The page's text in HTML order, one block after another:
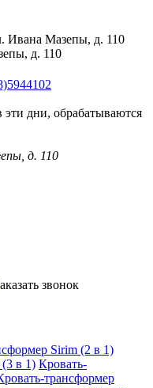
Ивана Мазепы, д. 110
д. 110
эти дни, обрабатываются
д. 110
звонок
Sirim (2 в 1)
в 1) Кровать-
трансформер